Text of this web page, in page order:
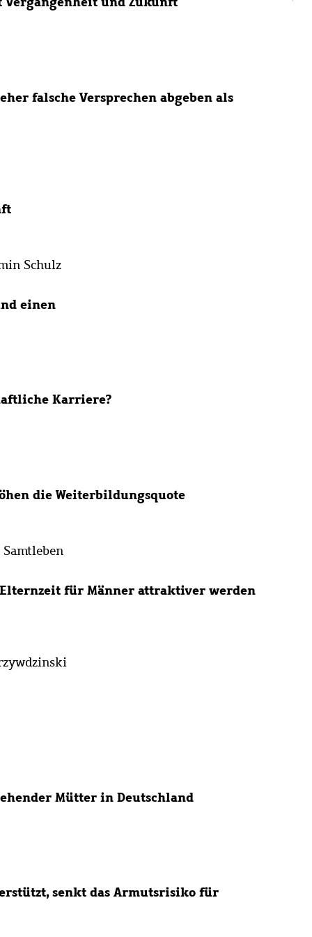
falsche Versprechen abgeben als
Schulz
einen
Karriere?
die Weiterbildungsquote
für Männer attraktiver werden
Mütter in Deutschland
senkt das Armutsrisiko für